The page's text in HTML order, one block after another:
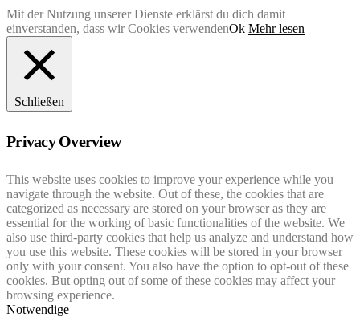
Mit der Nutzung unserer Dienste erklärst du dich damit
einverstanden, dass wir Cookies verwendenOk Mehr lesen
Schließen
Privacy Overview
This website uses cookies to improve your experience while you
navigate through the website. Out of these, the cookies that are
categorized as necessary are stored on your browser as they are
essential for the working of basic functionalities of the website. We
also use third-party cookies that help us analyze and understand how
you use this website. These cookies will be stored in your browser
only with your consent. You also have the option to opt-out of these
cookies. But opting out of some of these cookies may affect your
browsing experience.
Notwendige